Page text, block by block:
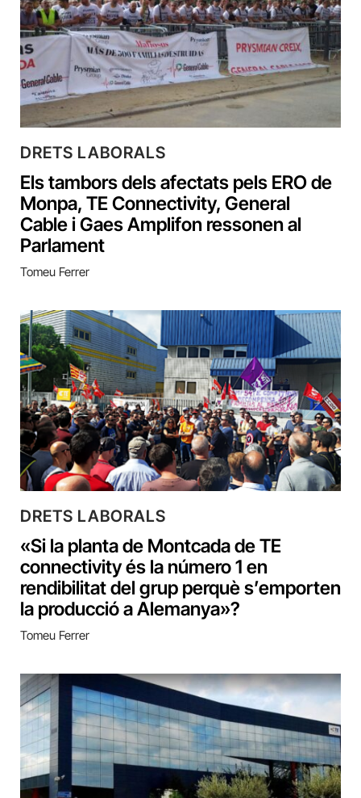
DRETS LABORALS
Els tambors dels afectats pels ERO de
Monpa, TE Connectivity, General
Cable i Gaes Amplifon ressonen al
Parlament
Tomeu Ferrer
DRETS LABORALS
«Si la planta de Montcada de TE
connectivity és la número 1 en
rendibilitat del grup perquè s’emporten
la producció a Alemanya»?
Tomeu Ferrer